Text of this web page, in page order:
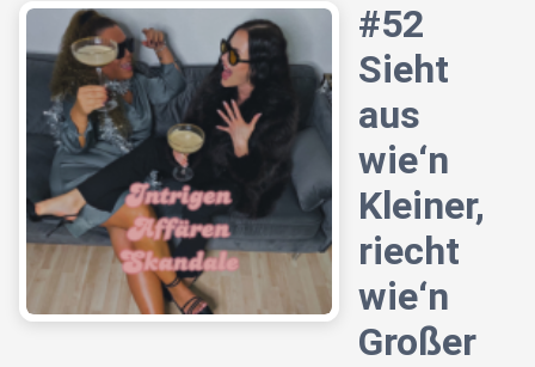
#52
Sieht
aus
wie‘n
Kleiner,
riecht
wie‘n
Großer